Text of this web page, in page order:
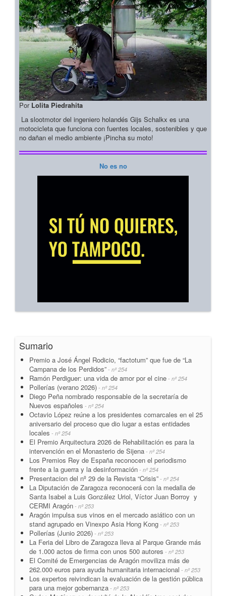
Por Lolita Piedrahita
La slootmotor del ingeniero holandés Gijs Schalkx es una
motocicleta que funciona con fuentes locales, sostenibles y que
no dañan el medio ambiente ¡Pincha su moto!
No es no
Sumario
Premio a José Ángel Rodicio, “factotum” que fue de “La
Campana de los Perdidos” - nº 254
Ramón Perdiguer: una vida de amor por el cine - nº 254
Pollerías (verano 2026) - nº 254
Diego Peña nombrado responsable de la secretaría de
Nuevos españoles - nº 254
Octavio López reúne a los presidentes comarcales en el 25
aniversario del proceso que dio lugar a estas entidades
locales - nº 254
El Premio Arquitectura 2026 de Rehabilitación es para la
intervención en el Monasterio de Sijena - nº 254
Los Premios Rey de España reconocen el periodismo
frente a la guerra y la desinformación - nº 254
Presentacion del nº 29 de la Revista “Crisis” - nº 254
La Diputación de Zaragoza reconocerá con la medalla de
Santa Isabel a Luis González Uriol, Víctor Juan Borroy y
CERMI Aragón - nº 253
Aragón impulsa sus vinos en el mercado asiático con un
stand agrupado en Vinexpo Asia Hong Kong - nº 253
Pollerías (Junio 2026) - nº 253
La Feria del Libro de Zaragoza lleva al Parque Grande más
de 1.000 actos de firma con unos 500 autores - nº 253
El Comité de Emergencias de Aragón moviliza más de
262.000 euros para ayuda humanitaria internacional - nº 253
Los expertos reivindican la evaluación de la gestión pública
para una mejor gobernanza - nº 253